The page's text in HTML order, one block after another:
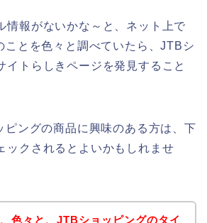
情報がないかな～と、ネット上で
ことを色々と調べていたら、JTBシ
イトらしきページを発見すること
ピングの商品に興味のある方は、下
ックされるとよいかもしれませ
色々と、JTBショッピングのタイ